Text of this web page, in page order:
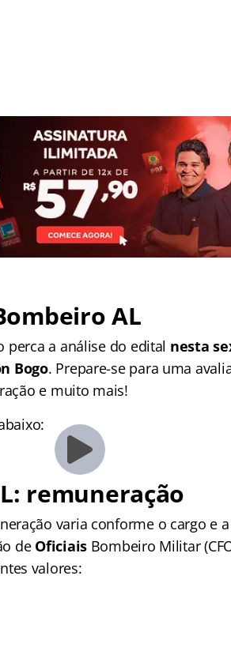
AL
perca a análise do edital nesta
Bogo. Prepare-se para uma
e muito mais!
remuneração
varia conforme o cargo e
de Oficiais Bombeiro Militar
valores: